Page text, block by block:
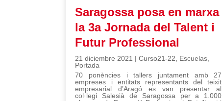
Saragossa posa en marxa
la 3a Jornada del Talent i
Futur Professional
21 diciembre 2021 |Curso21-22 Escuelas
Portada
70 ponències i tallers juntament amb 27
empreses i entitats representants del teixit
empresarial d’Aragó es van presentar al
col·legi Salesià de Saragossa per a 1.000